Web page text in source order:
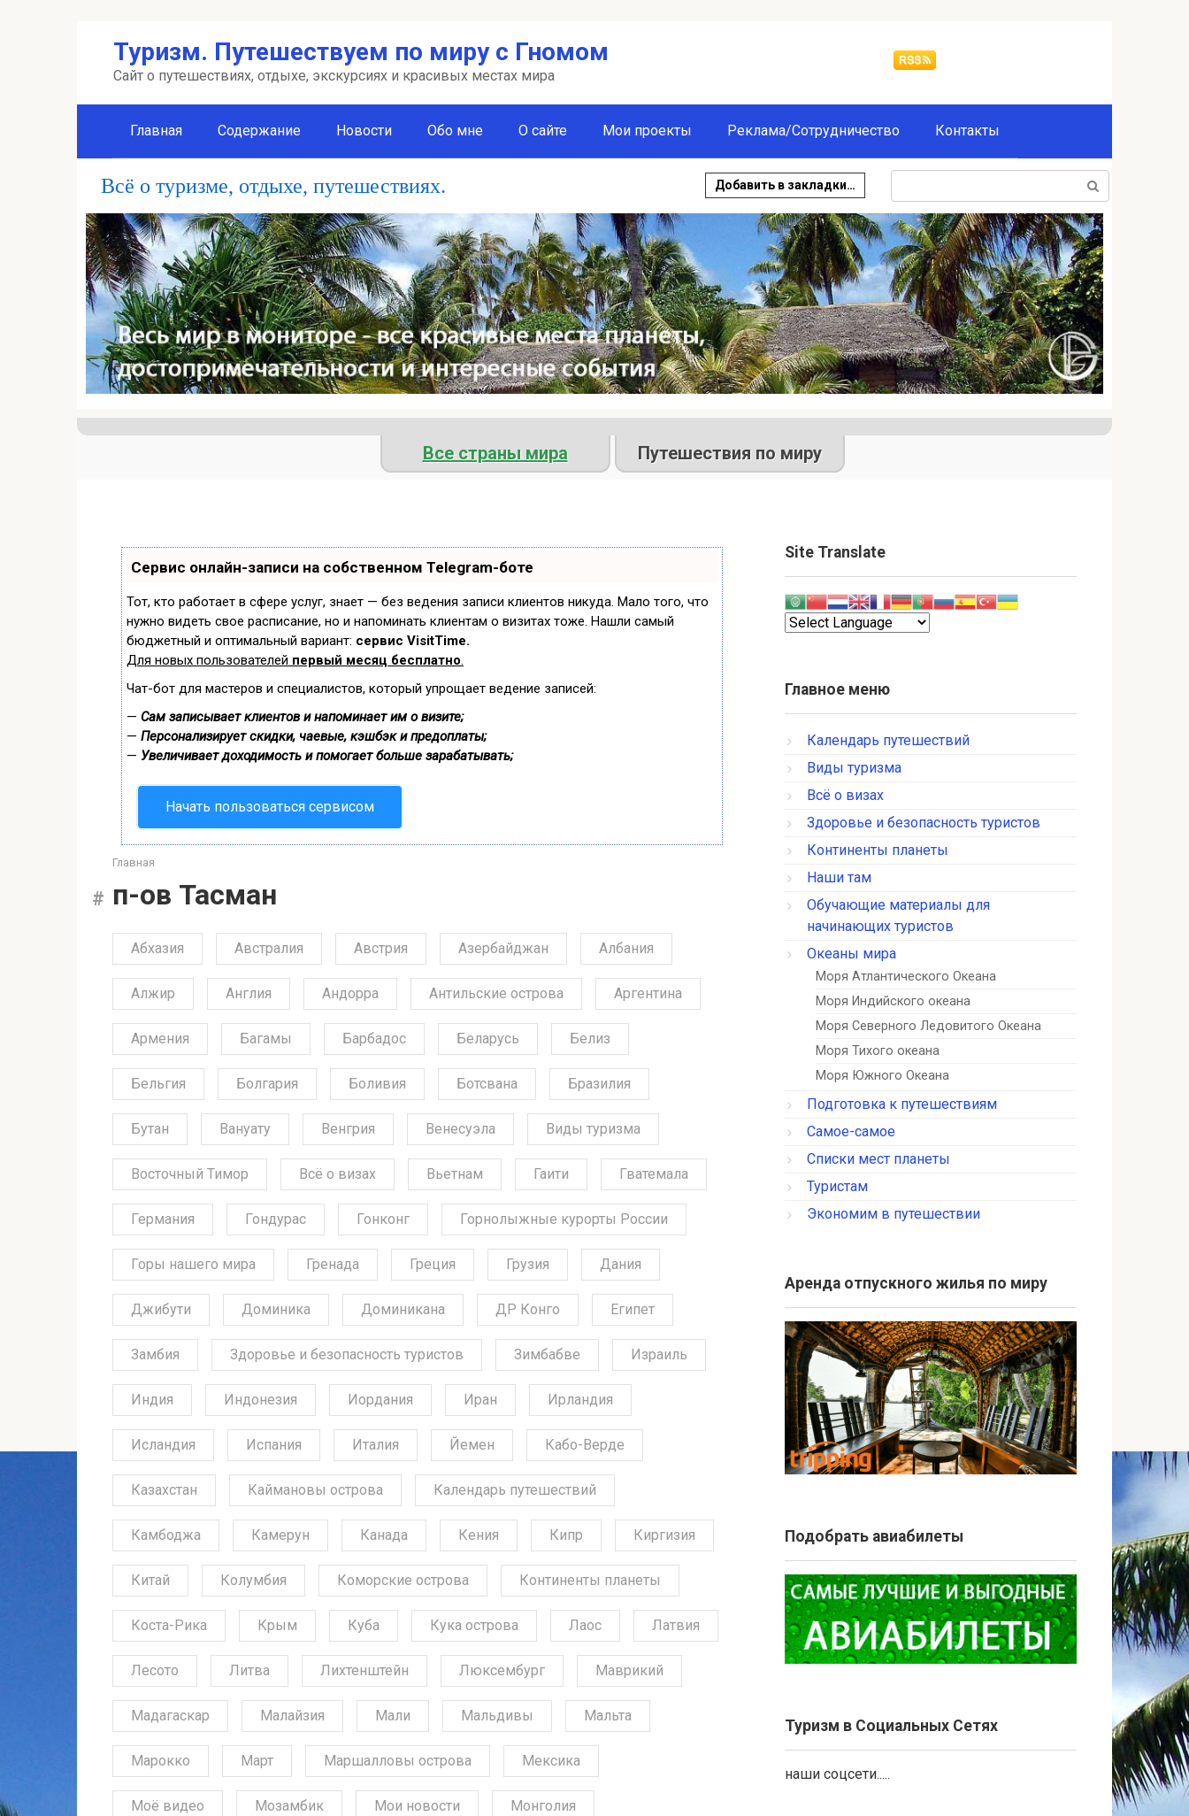
Туризм. Путешествуем по миру с Гномом
Сайт о путешествиях, отдыхе, экскурсиях и красивых местах мира
Главная Содержание Новости Обо мне О сайте Мои проекты Реклама/Сотрудничество Контакты
Всё о туризме, отдыхе, путешествиях. Добавить в закладки…
Все страны мира Путешествия по миру
Сервис онлайн-записи на собственном Telegram-боте
Тот, кто работает в сфере услуг, знает — без ведения записи клиентов никуда. Мало того, что
нужно видеть свое расписание, но и напоминать клиентам о визитах тоже. Нашли самый
бюджетный и оптимальный вариант: сервис VisitTime.
Для новых пользователей первый месяц бесплатно.
Чат-бот для мастеров и специалистов, который упрощает ведение записей:
— Сам записывает клиентов и напоминает им о визите;
— Персонализирует скидки, чаевые, кэшбэк и предоплаты;
— Увеличивает доходимость и помогает больше зарабатывать;
Начать пользоваться сервисом
Главная
п-ов Тасман
Абхазия Австралия Австрия Азербайджан Албания
Алжир Англия Андорра Антильские острова Аргентина
Армения Багамы Барбадос Беларусь Белиз
Бельгия Болгария Боливия Ботсвана Бразилия
Бутан Вануату Венгрия Венесуэла Виды туризма
Восточный Тимор Всё о визах Вьетнам Гаити Гватемала
Германия Гондурас Гонконг Горнолыжные курорты России
Горы нашего мира Гренада Греция Грузия Дания
Джибути Доминика Доминикана ДР Конго Египет
Замбия Здоровье и безопасность туристов Зимбабве Израиль
Индия Индонезия Иордания Иран Ирландия
Исландия Испания Италия Йемен Кабо-Верде
Казахстан Каймановы острова Календарь путешествий
Камбоджа Камерун Канада Кения Кипр Киргизия
Китай Колумбия Коморские острова Континенты планеты
Коста-Рика Крым Куба Кука острова Лаос Латвия
Лесото Литва Лихтенштейн Люксембург Маврикий
Мадагаскар Малайзия Мали Мальдивы Мальта
Марокко Март Маршалловы острова Мексика
Моё видео Мозамбик Мои новости Монголия
Site Translate
Главное меню
Календарь путешествий
Виды туризма
Всё о визах
Здоровье и безопасность туристов
Континенты планеты
Наши там
Обучающие материалы для
начинающих туристов
Океаны мира
Моря Атлантического Океана
Моря Индийского океана
Моря Северного Ледовитого Океана
Моря Тихого океана
Моря Южного Океана
Подготовка к путешествиям
Самое-самое
Списки мест планеты
Туристам
Экономим в путешествии
Аренда отпускного жилья по миру
Подобрать авиабилеты
Туризм в Социальных Сетях
наши соцсети.....